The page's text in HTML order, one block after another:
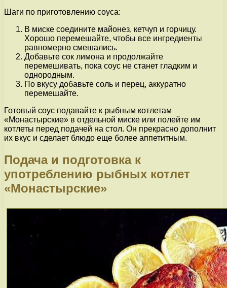
Шаги по приготовлению соуса:
В миске соедините майонез, кетчуп и горчицу.
Хорошо перемешайте, чтобы все ингредиенты
равномерно смешались.
Добавьте сок лимона и продолжайте
перемешивать, пока соус не станет гладким и
однородным.
По вкусу добавьте соль и перец, аккуратно
перемешайте.
Готовый соус подавайте к рыбным котлетам
«Монастырские» в отдельной миске или полейте им
котлеты перед подачей на стол. Он прекрасно дополнит
их вкус и сделает блюдо еще более аппетитным.
Подача и подготовка к
употреблению рыбных котлет
«Монастырские»